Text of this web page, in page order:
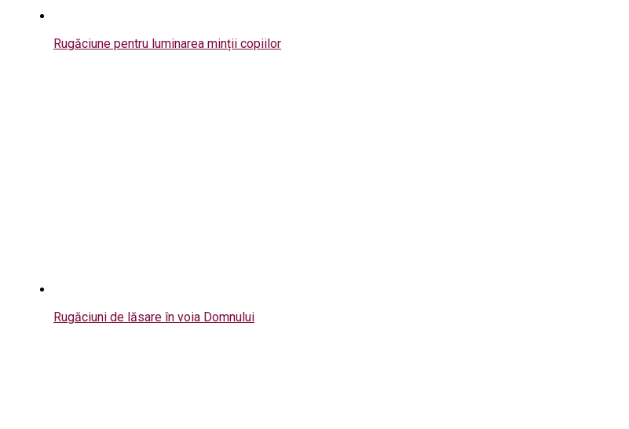
Rugăciune pentru luminarea minții copiilor
Rugăciuni de lăsare în voia Domnului